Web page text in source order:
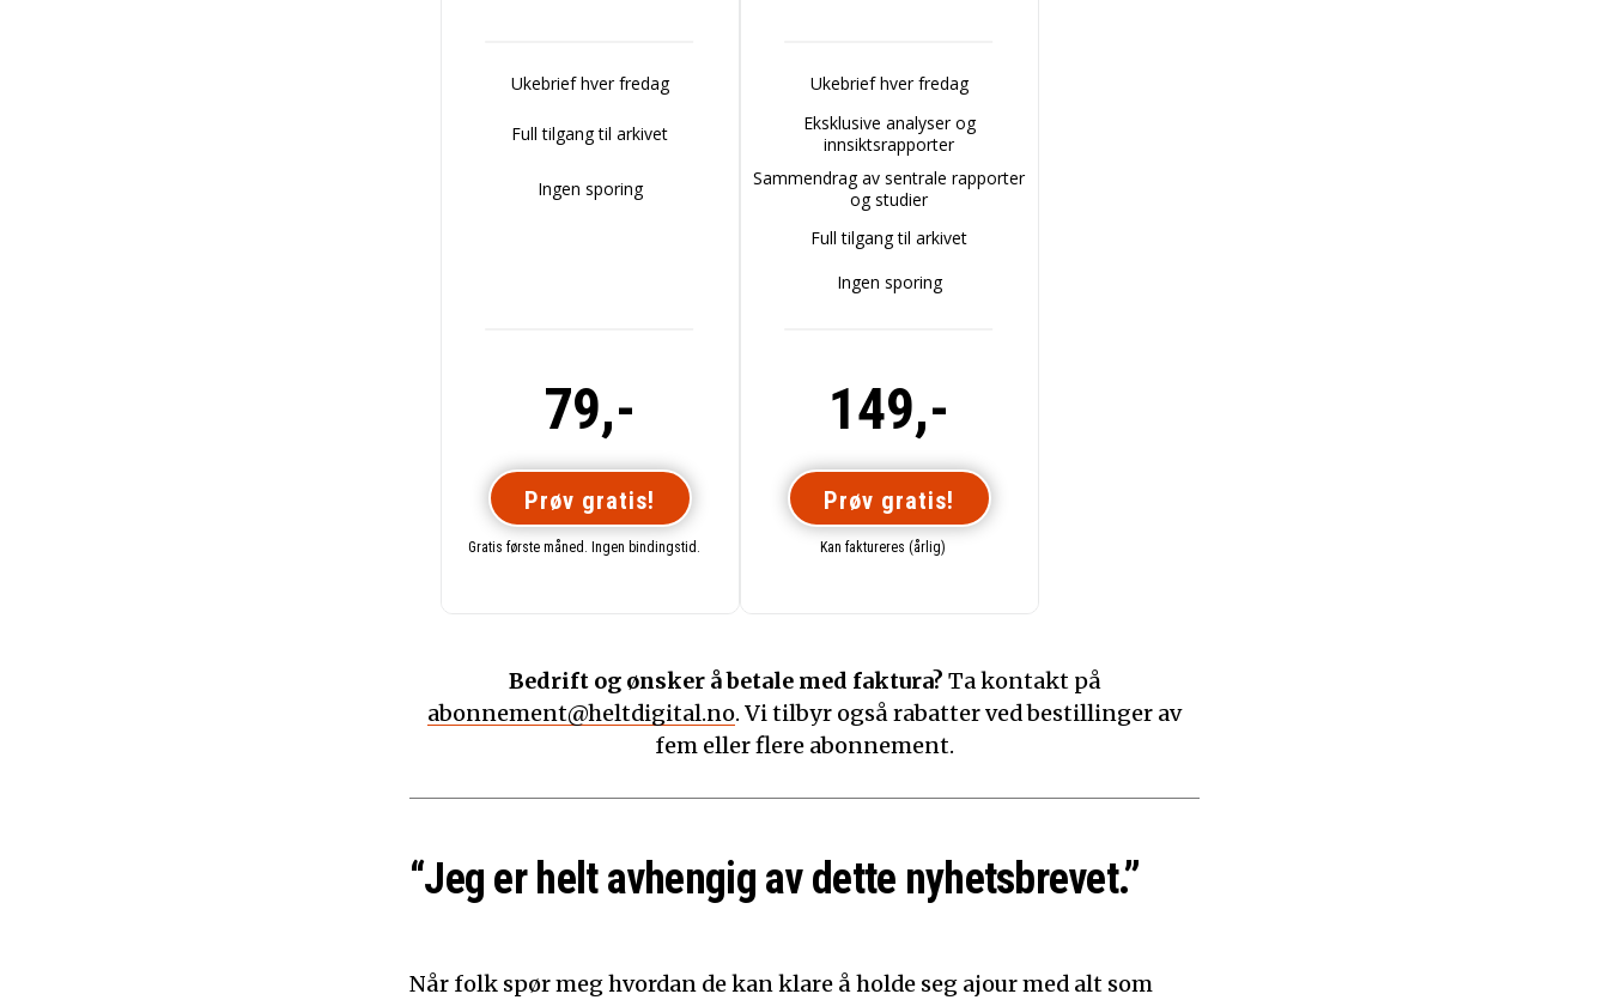
Ukebrief hver fredag
Full tilgang til arkivet
Ingen sporing
79,-
Prøv gratis!
Gratis første måned. Ingen bindingstid.
Ukebrief hver fredag
Eksklusive analyser og
innsiktsrapporter
Sammendrag av sentrale rapporter
og studier
Full tilgang til arkivet
Ingen sporing
149,-
Prøv gratis!
Kan faktureres (årlig)
Bedrift og ønsker å betale med faktura? Ta kontakt på
abonnement@heltdigital.no. Vi tilbyr også rabatter ved bestillinger av
fem eller flere abonnement.
“Jeg er helt avhengig av dette nyhetsbrevet.”
Når folk spør meg hvordan de kan klare å holde seg ajour med alt som